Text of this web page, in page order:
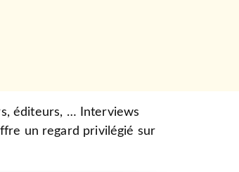
éditeurs, … Interviews
un regard privilégié sur